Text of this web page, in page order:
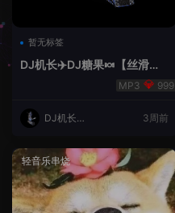
暂无标签
DJ机长✈️DJ糖果🍬【丝滑之
夜5】House摇摆节奏✈️纯净999
DJ机长云
3周前
轻音乐串烧